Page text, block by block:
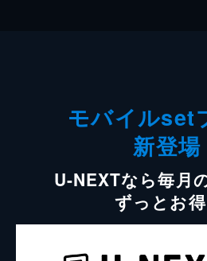
モバイルset
新登場
U-NEXTなら毎月
ずっとお得